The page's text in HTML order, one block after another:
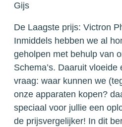
Gijs
De Laagste prijs: Victron
Inmiddels hebben we al
geholpen met behulp van
Schema’s. Daaruit
vraag: waar kunnen we
onze apparaten kopen?
speciaal voor jullie een
de prijsvergelijker! In dit